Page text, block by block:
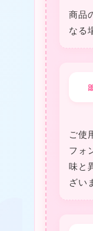
商品
なる
ご使
フォ
味と
ざい